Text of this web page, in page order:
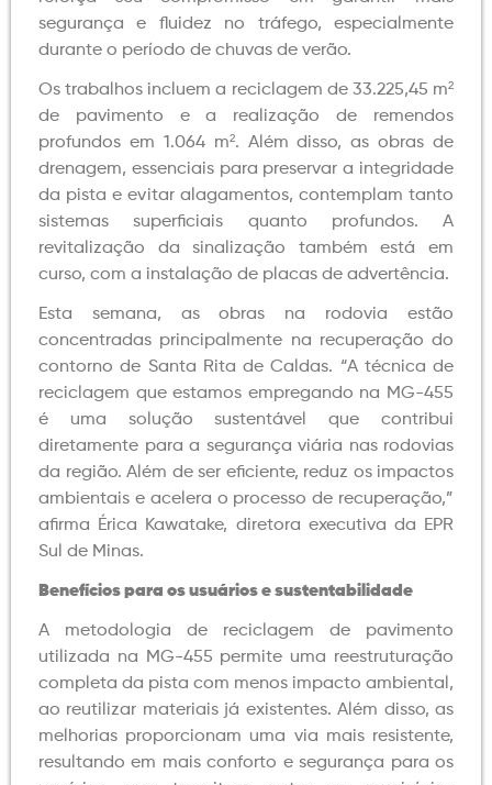
segurança e fluidez no tráfego, especialmente
durante o período de chuvas de verão.
Os trabalhos incluem a reciclagem de 33.225,45 m²
de pavimento e a realização de remendos
profundos em 1.064 m². Além disso, as obras de
drenagem, essenciais para preservar a integridade
da pista e evitar alagamentos, contemplam tanto
sistemas superficiais quanto profundos. A
revitalização da sinalização também está em
curso, com a instalação de placas de advertência.
Esta semana, as obras na rodovia estão
concentradas principalmente na recuperação do
contorno de Santa Rita de Caldas. “A técnica de
reciclagem que estamos empregando na MG-455
é uma solução sustentável que contribui
diretamente para a segurança viária nas rodovias
da região. Além de ser eficiente, reduz os impactos
ambientais e acelera o processo de recuperação,”
afirma Érica Kawatake, diretora executiva da EPR
Sul de Minas.
Benefícios para os usuários e sustentabilidade
A metodologia de reciclagem de pavimento
utilizada na MG-455 permite uma reestruturação
completa da pista com menos impacto ambiental,
ao reutilizar materiais já existentes. Além disso, as
melhorias proporcionam uma via mais resistente,
resultando em mais conforto e segurança para os